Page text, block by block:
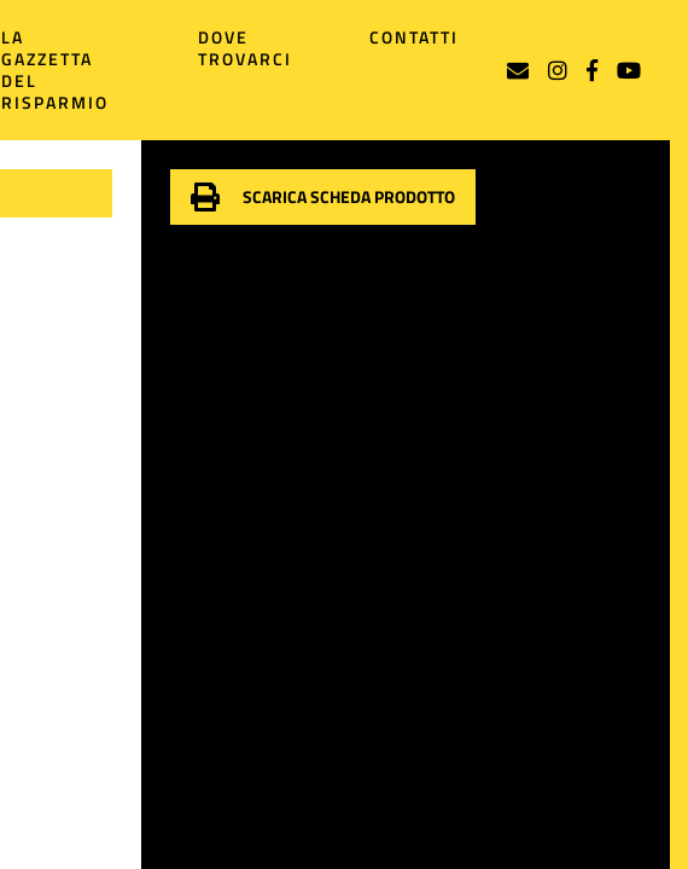
LA
GAZZETTA
DEL
RISPARMIO
DOVE
TROVARCI
CONTATTI
SCARICA SCHEDA PRODOTTO